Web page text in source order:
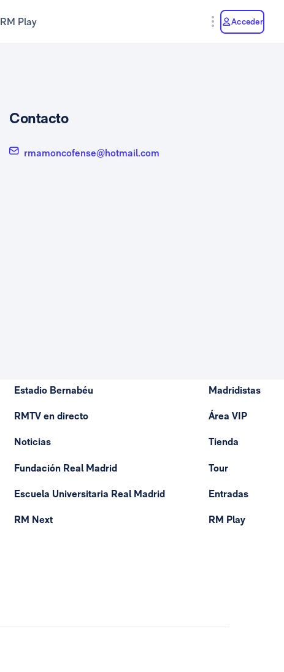
RM Play Acceder
Contacto
rmamoncofense@hotmail.com
Estadio Bernabéu
RMTV en directo
Noticias
Fundación Real Madrid
Escuela Universitaria Real Madrid
RM Next
Madridistas
Área VIP
Tienda
Tour
Entradas
RM Play